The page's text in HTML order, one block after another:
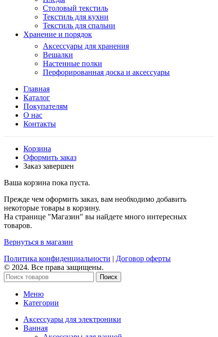
Столовый текстиль
Текстиль для кухни
Текстиль для спальни
Хранение и порядок
Аксессуары для хранения
Вешалки
Настенные полки
Перфорированная доска и аксессуары
Главная
Каталог
Покупателям
О нас
Контакты
Корзина
Оформить заказ
Заказ завершен
Ваша корзина пока пуста.
Прежде чем оформить заказ, вам необходимо добавить
некоторые товары в корзину.
На странице "Магазин" вы найдете много интересных
товаров.
Вернуться в магазин
Политика конфиденциальности | Договор оферты
© 2024. Все права защищены.
Поиск
Меню
Категории
Аксессуары для электроники
Ванная